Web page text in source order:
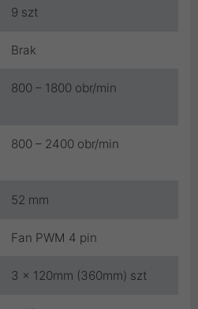
9 szt
Brak
800 – 1800 obr/min
800 – 2400 obr/min
52 mm
Fan PWM 4 pin
3 x 120mm (360mm) szt